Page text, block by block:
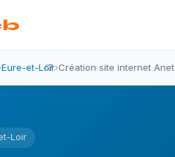
Eure-et-Loir›Création site internet Anet
Loir